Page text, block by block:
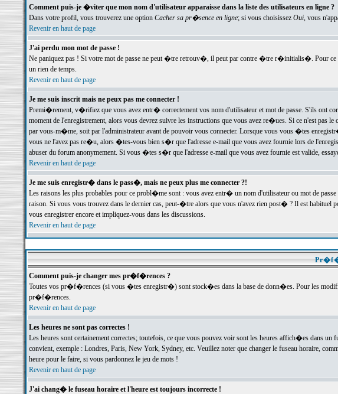
Comment puis-je �viter que mon nom d'utilisateur apparaisse dans la liste des utilisateurs en ligne ?
Dans votre profil, vous trouverez une option Cacher sa pr�sence en ligne; si vous choisissez Oui, vous
Revenir en haut de page
J'ai perdu mon mot de passe !
Ne paniquez pas ! Si votre mot de passe ne peut �tre retrouv�, il peut par contre �tre r�initialis�. Pour ce
un rien de temps.
Revenir en haut de page
Je me suis inscrit mais ne peux pas me connecter !
Premi�rement, v�rifiez que vous avez entr� correctement vos nom d'utilisateur et mot de passe. S'ils
moment de l'enregistrement, alors vous devrez suivre les instructions que vous avez re�ues. Si ce n'est
par vous-m�me, soit par l'administrateur avant de pouvoir vous connecter. Lorsque vous vous �tes
vous ne l'avez pas re�u, alors �tes-vous bien s�r que l'adresse e-mail que vous avez fournie lors de
abuser du forum anonymement. Si vous �tes s�r que l'adresse e-mail que vous avez fournie est valide,
Revenir en haut de page
Je me suis enregistr� dans le pass�, mais ne peux plus me connecter ?!
Les raisons les plus probables pour ce probl�me sont : vous avez entr� un nom d'utilisateur ou mot de
raison. Si vous vous trouvez dans le dernier cas, peut-�tre alors que vous n'avez rien post� ? Il est
vous enregistrer encore et impliquez-vous dans les discussions.
Revenir en haut de page
Comment puis-je changer mes pr�f�rences ?
Toutes vos pr�f�rences (si vous �tes enregistr�) sont stock�es dans la base de donn�es. Pour les
pr�f�rences.
Revenir en haut de page
Les heures ne sont pas correctes !
Les heures sont certainement correctes; toutefois, ce que vous pouvez voir sont les heures affich�es
convient, exemple : Londres, Paris, New York, Sydney, etc. Veuillez noter que changer le fuseau horaire,
heure pour le faire, si vous pardonnez le jeu de mots !
Revenir en haut de page
J'ai chang� le fuseau horaire et l'heure est toujours incorrecte !